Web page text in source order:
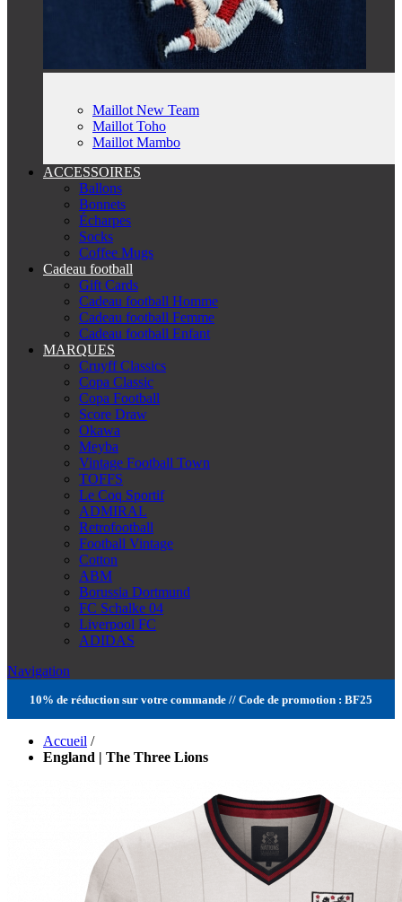
Maillot New Team
Maillot Toho
Maillot Mambo
ACCESSOIRES
Ballons
Bonnets
Écharpes
Socks
Coffee Mugs
Cadeau football
Gift Cards
Cadeau football Homme
Cadeau football Femme
Cadeau football Enfant
MARQUES
Cruyff Classics
Copa Classic
Copa Football
Score Draw
Okawa
Meyba
Vintage Football Town
TOFFS
Le Coq Sportif
ADMIRAL
Retrofootball
Football Vintage
Cotton
ABM
Borussia Dortmund
FC Schalke 04
Liverpool FC
ADIDAS
Navigation
10% de réduction sur votre commande // Code de promotion : BF25
Accueil /
England | The Three Lions